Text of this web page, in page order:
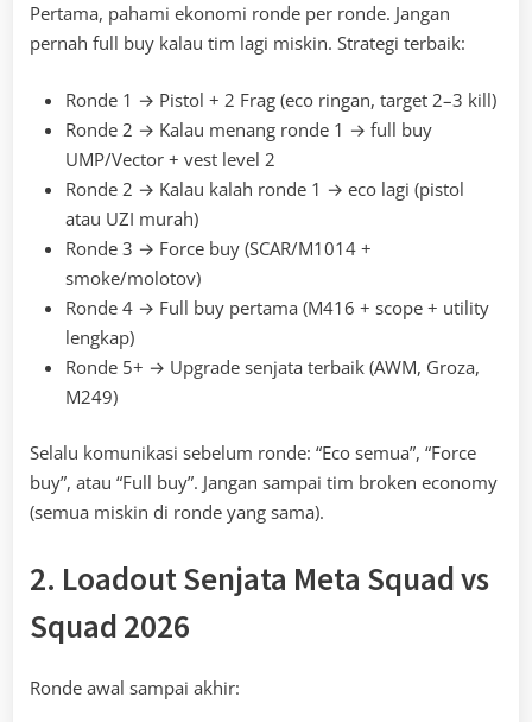
Pertama, pahami ekonomi ronde per ronde. Jangan
pernah full buy kalau tim lagi miskin. Strategi terbaik:
Ronde 1 → Pistol + 2 Frag (eco ringan, target 2–3 kill)
Ronde 2 → Kalau menang ronde 1 → full buy
UMP/Vector + vest level 2
Ronde 2 → Kalau kalah ronde 1 → eco lagi (pistol
atau UZI murah)
Ronde 3 → Force buy (SCAR/M1014 +
smoke/molotov)
Ronde 4 → Full buy pertama (M416 + scope + utility
lengkap)
Ronde 5+ → Upgrade senjata terbaik (AWM, Groza,
M249)
Selalu komunikasi sebelum ronde: “Eco semua”, “Force
buy”, atau “Full buy”. Jangan sampai tim broken economy
(semua miskin di ronde yang sama).
2. Loadout Senjata Meta Squad vs
Squad 2026
Ronde awal sampai akhir: